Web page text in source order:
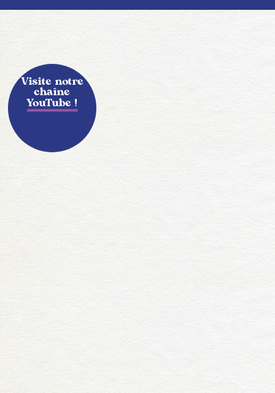
Visite notre
chaîne
YouTube !